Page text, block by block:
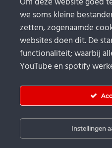
MAIL
Algemeen: info@baroeg.nl
Bands & boeking:
Promotie & publiciteit:
we soms kleine
zetten, zogenaamde
websites doen dit. De
functionaliteit; waarbij
YouTube en spotify
Instellingen